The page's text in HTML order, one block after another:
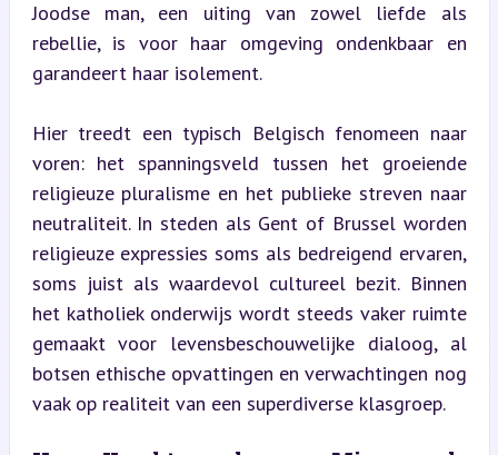
Joodse man, een uiting van zowel liefde als
rebellie, is voor haar omgeving ondenkbaar en
garandeert haar isolement.
Hier treedt een typisch Belgisch fenomeen naar
voren: het spanningsveld tussen het groeiende
religieuze pluralisme en het publieke streven naar
neutraliteit. In steden als Gent of Brussel worden
religieuze expressies soms als bedreigend ervaren,
soms juist als waardevol cultureel bezit. Binnen
het katholiek onderwijs wordt steeds vaker ruimte
gemaakt voor levensbeschouwelijke dialoog, al
botsen ethische opvattingen en verwachtingen nog
vaak op realiteit van een superdiverse klasgroep.